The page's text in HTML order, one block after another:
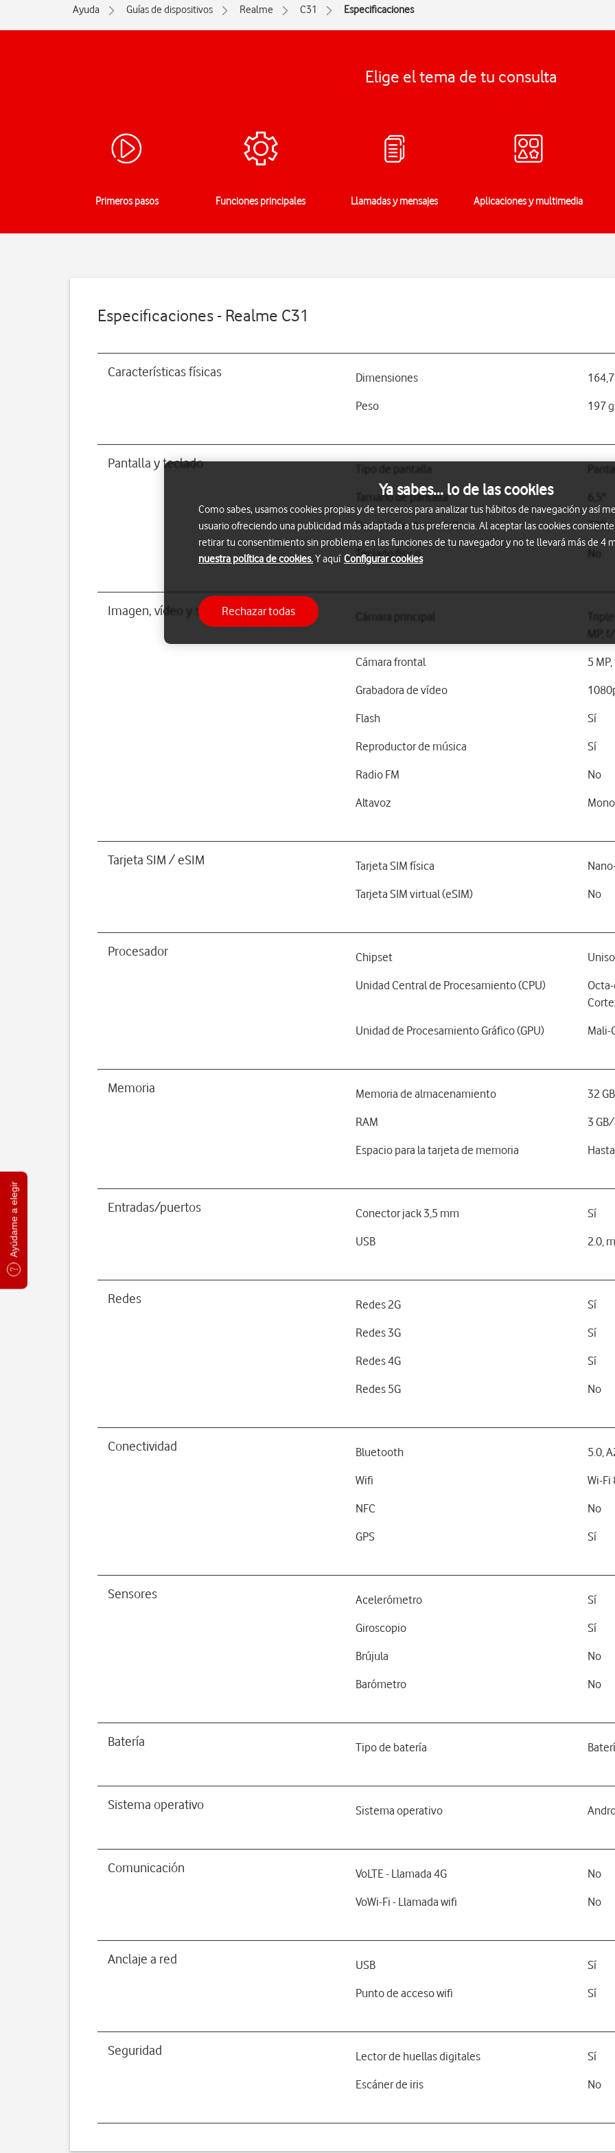
Ayúdame a elegir
Ayuda Guías de dispositivos Realme C31 Especificaciones
Elige el tema de tu consulta
Primeros pasos Funciones principales Llamadas y mensajes Aplicaciones y multimedia
Especificaciones - Realme C31
Características físicas Dimensiones
Peso 197 g
Pantalla y teclado
Tamaño de pantalla
Resolución de pantalla 720
Teclado físico
Imagen, vídeo y sonido
MP,
Cámara frontal 5
Grabadora de vídeo
Flash Sí
Reproductor de música Sí
Radio FM No
Altavoz Mono
Tarjeta SIM / eSIM Tarjeta SIM física
Tarjeta SIM virtual (eSIM) No
Procesador Chipset
Unidad Central de Procesamiento (CPU)
Unidad de Procesamiento Gráfico (GPU) Mali-
Memoria Memoria de almacenamiento 32
RAM 3
Espacio para la tarjeta de memoria
Entradas/puertos Conector jack 3,5 mm Sí
USB 2.0,
Redes Redes 2G Sí
Redes 3G Sí
Redes 4G Sí
Redes 5G No
Conectividad Bluetooth 5.0,
Wifi Wi-
NFC No
GPS Sí
Sensores Acelerómetro Sí
Giroscopio Sí
Brújula No
Barómetro No
Batería Tipo de batería
Sistema operativo Sistema operativo
Comunicación VoLTE - Llamada 4G No
VoWi-Fi - Llamada wifi No
Anclaje a red USB Sí
Punto de acceso wifi Sí
Seguridad Lector de huellas digitales Sí
Escáner de iris No
Ya sabes... lo de las cookies
Como sabes, usamos cookies propias y de terceros para analizar tus hábitos de navegación y así
usuario ofreciendo una publicidad más adaptada a tus preferencia. Al aceptar las cookies
retirar tu consentimiento sin problema en las funciones de tu navegador y no te llevará más de 4
nuestra política de cookies.Y aquí Configurar cookies
Rechazar todas